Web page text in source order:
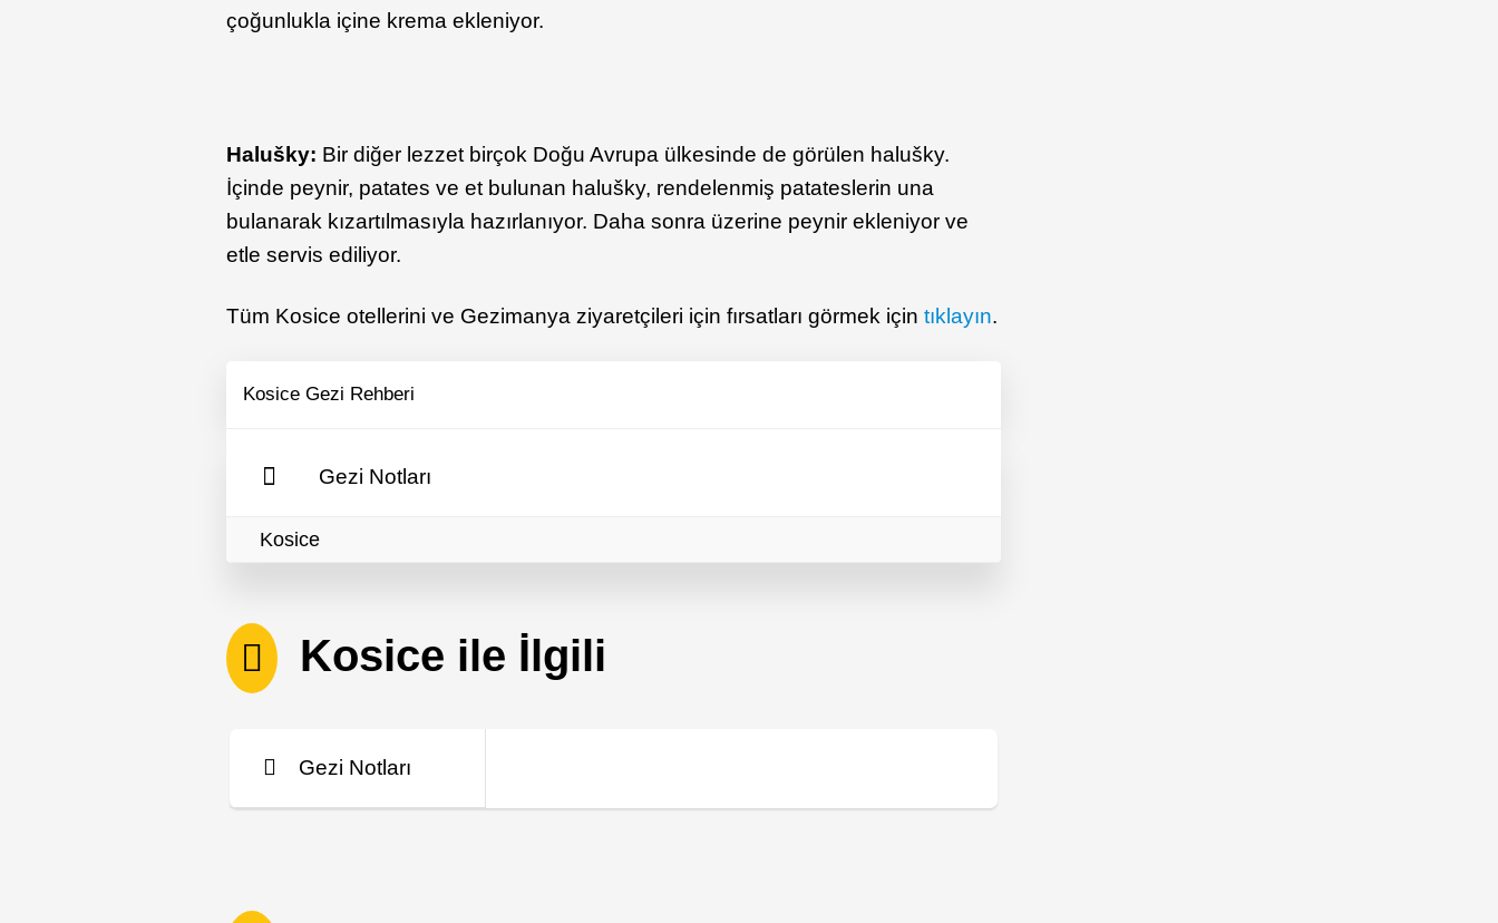
çoğunlukla içine krema ekleniyor.
Halušky: Bir diğer lezzet birçok Doğu Avrupa ülkesinde de görülen halušky.
İçinde peynir, patates ve et bulunan halušky, rendelenmiş patateslerin una
bulanarak kızartılmasıyla hazırlanıyor. Daha sonra üzerine peynir ekleniyor ve
etle servis ediliyor.
Tüm Kosice otellerini ve Gezimanya ziyaretçileri için fırsatları görmek içintıklayın.
Kosice Gezi Rehberi
Gezi Notları
Kosice
Kosice ile İlgili
Gezi Notları